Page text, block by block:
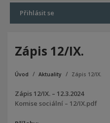
Přihlásit se
Zápis 12/IX.
Úvod Aktuality Zápis 12/IX.
Zápis 12/IX. – 12.3.2024
Komise sociální – 12/IX.pdf